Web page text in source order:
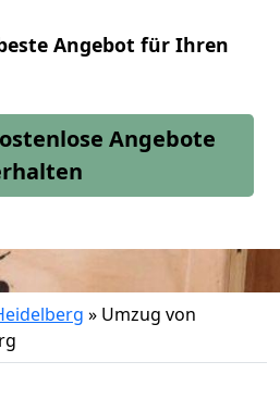
Angebot für Ihren
Angebote
» Umzug von